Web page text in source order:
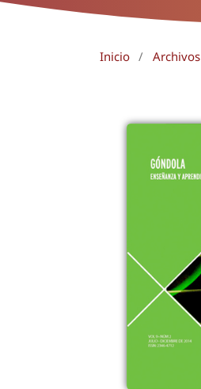
Inicio / Archivos